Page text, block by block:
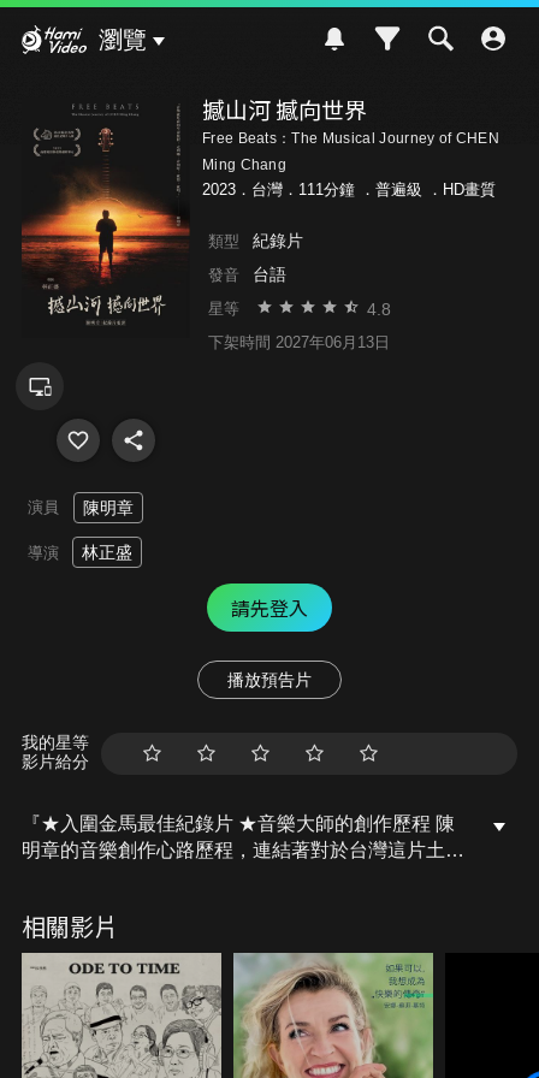
瀏覽
撼山河 撼向世界
Free Beats：The Musical Journey of CHEN
Ming Chang
2023．台灣．111分鐘 ． 普遍級 ．HD畫質
類型 紀錄片
發音 台語
星等 4.8
下架時間 2027年06月13日
演員 陳明章
導演 林正盛
請先登入
播放預告片
我的星等
影片給分
『★入圍金馬最佳紀錄片 ★音樂大師的創作歷程 陳
明章的音樂創作心路歷程，連結著對於台灣這片土地
中，他感受到快樂與自由，立志成為音樂人。後來，
遇見了陳達的月琴吟唱，決定回頭踏尋台灣土地，認
識這塊土地傳唱的歌謠樂音，於是環台拜師學藝傳統
戲曲音樂，融會貫通於創作上，寫出了許多屬於台灣
自己的音樂與故事…
相關影片